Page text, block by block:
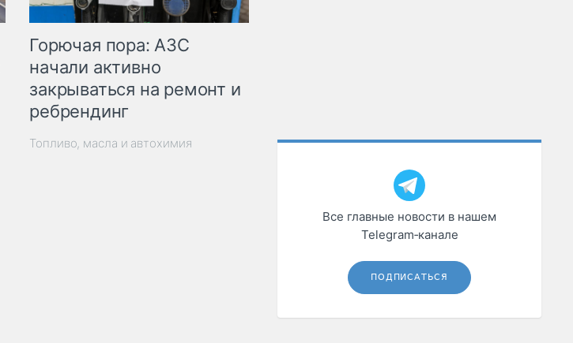
Горючая пора: АЗС
начали активно
закрываться на ремонт и
ребрендинг
Топливо, масла и автохимия
Все главные новости в нашем
Telegram‑канале
ПОДПИСАТЬСЯ